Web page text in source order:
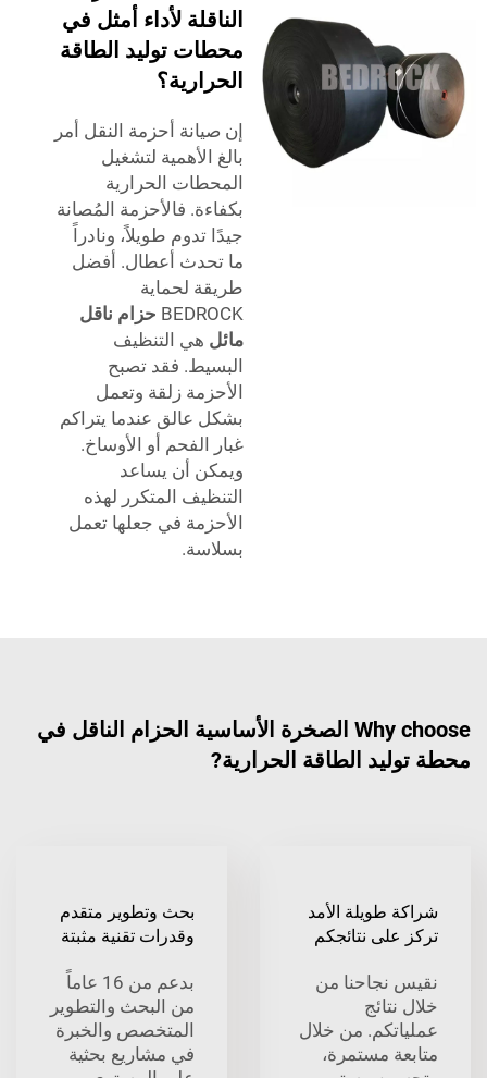
الناقلة لأداء أمثل في
محطات توليد الطاقة
الحرارية؟
إن صيانة أحزمة النقل أمر
بالغ الأهمية لتشغيل
المحطات الحرارية
بكفاءة. فالأحزمة المُصانة
جيدًا تدوم طويلاً، ونادراً
ما تحدث أعطال. أفضل
طريقة لحماية
BEDROCK حزام ناقل
مائل هي التنظيف
البسيط. فقد تصبح
الأحزمة زلقة وتعمل
بشكل عالق عندما يتراكم
غبار الفحم أو الأوساخ.
ويمكن أن يساعد
التنظيف المتكرر لهذه
الأحزمة في جعلها تعمل
بسلاسة.
Why choose الصخرة الأساسية الحزام الناقل في
محطة توليد الطاقة الحرارية?
شراكة طويلة الأمد
تركز على نتائجكم
نقيس نجاحنا من
خلال نتائج
عملياتكم. من خلال
متابعة مستمرة،
بحث وتطوير متقدم
وقدرات تقنية مثبتة
بدعم من 16 عاماً
من البحث والتطوير
المتخصص والخبرة
في مشاريع بحثية